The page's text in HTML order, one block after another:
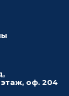
оф. 204